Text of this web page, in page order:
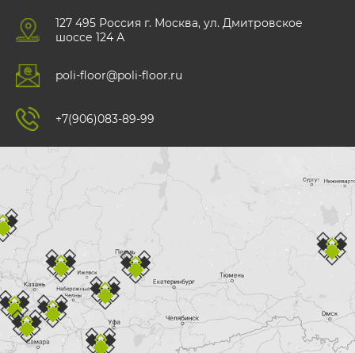
127 495 Роccия г. Москва, ул. Дмитровское
шоссе 124 А
poli-floor@poli-floor.ru
+7(906)083-89-99